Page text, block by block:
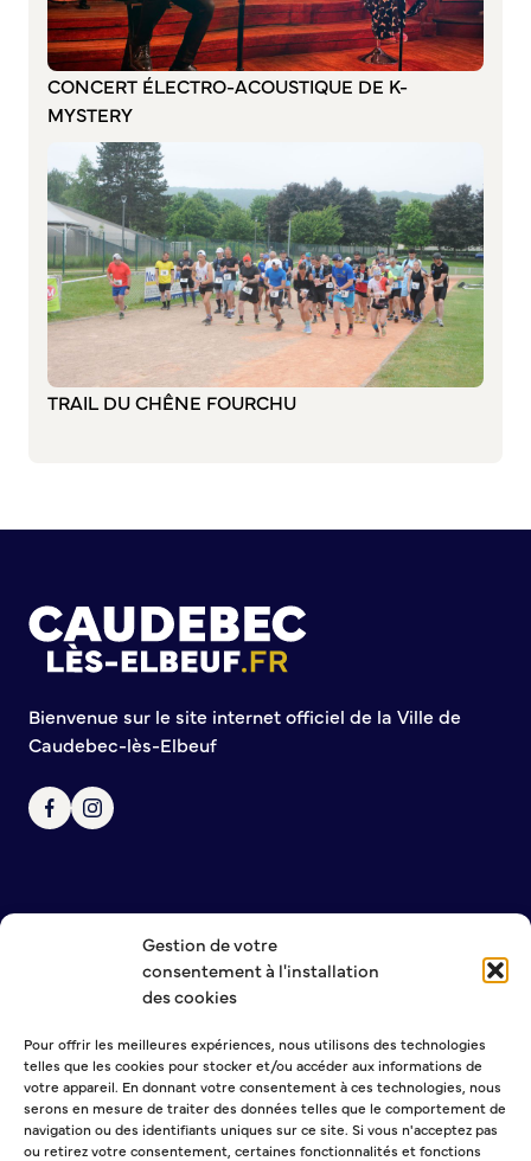
Gestion de votre
consentement à l'installation
des cookies
Pour offrir les meilleures expériences, nous utilisons des technologies
telles que les cookies pour stocker et/ou accéder aux informations de
votre appareil. En donnant votre consentement à ces technologies, nous
serons en mesure de traiter des données telles que le comportement de
navigation ou des identifiants uniques sur ce site. Si vous n'acceptez pas
ou retirez votre consentement, certaines fonctionnalités et fonctions
CONCERT ÉLECTRO-ACOUSTIQUE DE K-
MYSTERY
TRAIL DU CHÊNE FOURCHU
Bienvenue sur le site internet officiel de la Ville de
Caudebec-lès-Elbeuf
NOUS CONTACTER
MENTIONS LÉGALES
POLITIQUE DE CONFIDENTIALITÉ
NEWSLETTER
S’informer
Application
S’abonner au mail d’information
Réseaux sociaux
Journal municipal
Le Territoire
La Métropole de Rouen Normandie
Le Département de la Seine-Maritime
La Région Normandie
Culture
Attribution de subventions
Annuaire des associations
Mise à jour de l’annuaire des associations
S’engager auprès d’une association
Sport Loisirs
Annuaire des équipements de sport et de loisirs
Annuaire des clubs sportifs
Champions de demain
International
PARTICIPER – IMAGINER DEMAIN
Démocratie locale et concertation